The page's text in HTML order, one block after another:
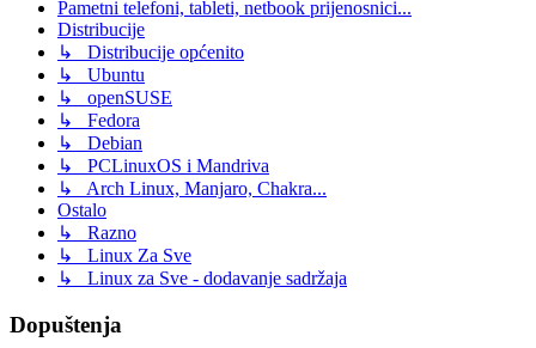
Pametni telefoni, tableti, netbook prijenosnici...
Distribucije
↳ Distribucije općenito
↳ Ubuntu
↳ openSUSE
↳ Fedora
↳ Debian
↳ PCLinuxOS i Mandriva
↳ Arch Linux, Manjaro, Chakra...
Ostalo
↳ Razno
↳ Linux Za Sve
↳ Linux za Sve - dodavanje sadržaja
Dopuštenja